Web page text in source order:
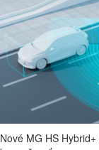
Nové MG HS
zo syntetickej kože
MG HS Hybrid+
benzínovým
každý deň
benzínového
priebežne dobíja
Vďaka rýchlo
najrýchlejším
na 100 km/h zrýchli
kamkoľvek
Nové MG HS